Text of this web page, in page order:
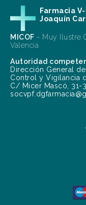
Farmacia
Joaquín
MICOF - Muy Ilustre
Valencia
Autoridad
Dirección General
Control y Vigilancia
C/ Micer Mascó, 31-